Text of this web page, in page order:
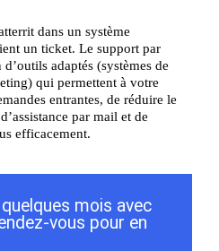
dans un système
un ticket. Le support par
adaptés (systèmes de
qui permettent à votre
entrantes, de réduire le
par mail et de
efficacement.
mois avec
vous pour en